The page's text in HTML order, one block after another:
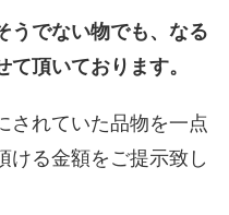
うでない物でも、なる
頂いております。
されていた品物を一点
ける金額をご提示致し